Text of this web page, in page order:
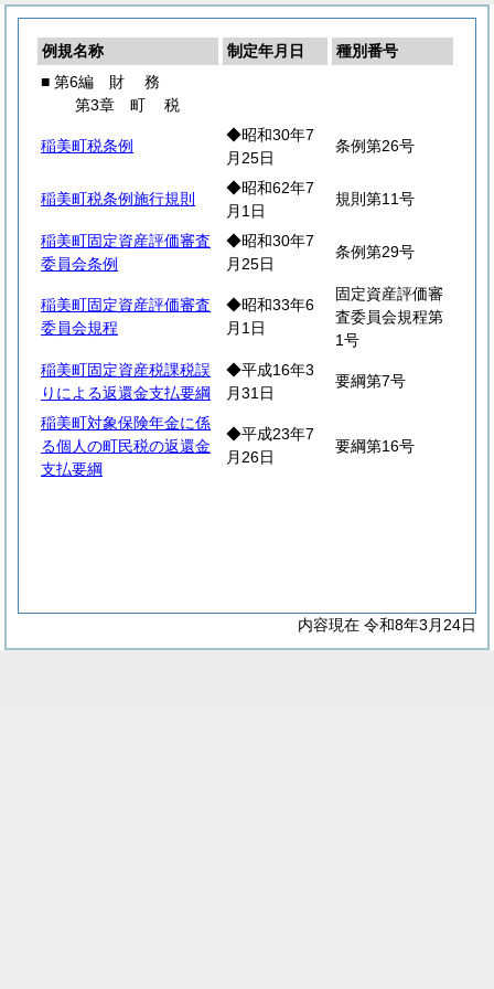
例規名称 制定年月日
種別番号
■ 第6編 財 務
第3章 町税
稲美町税条例
◆昭和30年7
月25日
条例第26号
稲美町税条例施行規則
◆昭和62年7
月1日
規則第11号
稲美町固定資産評価審査
委員会条例
◆昭和30年7
月25日
条例第29号
稲美町固定資産評価審査
委員会規程
◆昭和33年6
月1日
固定資産評価審
査委員会規程第
1号
稲美町固定資産税課税誤
りによる返還金支払要綱
◆平成16年3
月31日
要綱第7号
稲美町対象保険年金に係
る個人の町民税の返還金
支払要綱
◆平成23年7
月26日
要綱第16号
内容現在 令和8年3月24日